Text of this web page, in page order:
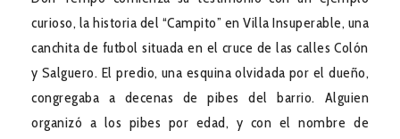
curioso, la historia del “Campito” en Villa Insuperable, una
canchita de futbol situada en el cruce de las calles Colón
y Salguero. El predio, una esquina olvidada por el dueño,
congregaba a decenas de pibes del barrio. Alguien
organizó a los pibes por edad, y con el nombre de